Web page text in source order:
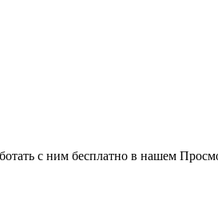
с ним бесплатно в нашем